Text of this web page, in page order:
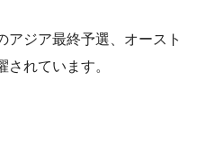
アジア最終予選、オースト
れています。